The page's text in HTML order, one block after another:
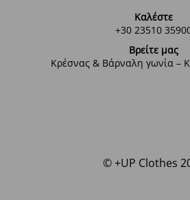
Καλέστε
+30 23510
Βρείτε μας
Κρέσνας & Βάρναλη γωνία –
© +UP Clothes